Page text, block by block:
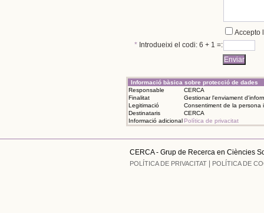
Accepto
*Introdueixi el codi: 6 + 1 =:
Informació bàsica sobre protecció de dades
Responsable
CERCA
Finalitat
Gestionar l'enviament
Legitimació
Consentiment de la persona
Destinataris
CERCA
Informació adicional Política de privacitat
CERCA - Grup de Recerca en Ciències
POLÍTICA DE PRIVACITAT POLÍTICA DE